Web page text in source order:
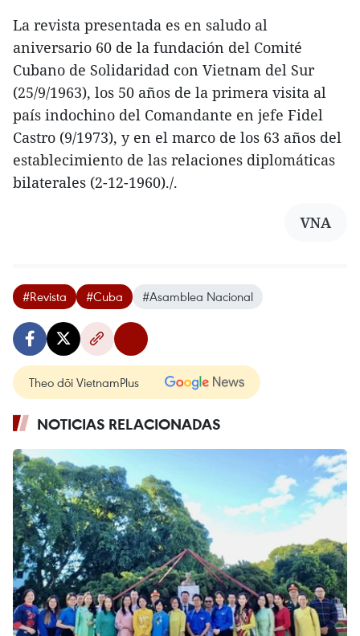
La revista presentada es en saludo al
aniversario 60 de la fundación del Comité
Cubano de Solidaridad con Vietnam del Sur
(25/9/1963), los 50 años de la primera visita al
país indochino del Comandante en jefe Fidel
Castro (9/1973), y en el marco de los 63 años del
establecimiento de las relaciones diplomáticas
bilaterales (2-12-1960)./.
VNA
#Revista #Cuba #Asamblea Nacional
Theo dõi VietnamPlus
NOTICIAS RELACIONADAS